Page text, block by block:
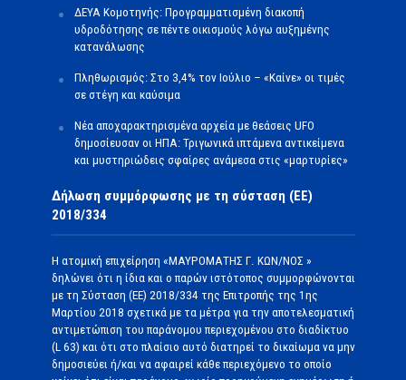
ΔΕΥΑ Κομοτηνής: Προγραμματισμένη διακοπή
υδροδότησης σε πέντε οικισμούς λόγω αυξημένης
κατανάλωσης
Πληθωρισμός: Στο 3,4% τον Ιούλιο – «Καίνε» οι τιμές
σε στέγη και καύσιμα
Νέα αποχαρακτηρισμένα αρχεία με θεάσεις UFO
δημοσίευσαν οι ΗΠΑ: Τριγωνικά ιπτάμενα αντικείμενα
και μυστηριώδεις σφαίρες ανάμεσα στις «μαρτυρίες»
Δήλωση συμμόρφωσης με τη σύσταση (ΕΕ)
2018/334
Η ατομική επιχείρηση «ΜΑΥΡΟΜΑΤΗΣ Γ. ΚΩΝ/ΝΟΣ »
δηλώνει ότι η ίδια και ο παρών ιστότοπος συμμορφώνονται
με τη Σύσταση (ΕΕ) 2018/334 της Επιτροπής της 1ης
Μαρτίου 2018 σχετικά με τα μέτρα για την αποτελεσματική
αντιμετώπιση του παράνομου περιεχομένου στο διαδίκτυο
(L 63) και ότι στο πλαίσιο αυτό διατηρεί το δικαίωμα να μην
δημοσιεύει ή/και να αφαιρεί κάθε περιεχόμενο το οποίο